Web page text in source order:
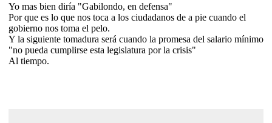
Yo mas bien diría "Gabilondo, en defensa"
Por que es lo que nos toca a los ciudadanos de a pie cuando el
gobierno nos toma el pelo.
Y la siguiente tomadura será cuando la promesa del salario mínimo
"no pueda cumplirse esta legislatura por la crisis"
Al tiempo.